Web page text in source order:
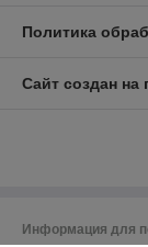
Политика
Сайт создан на
Информация для